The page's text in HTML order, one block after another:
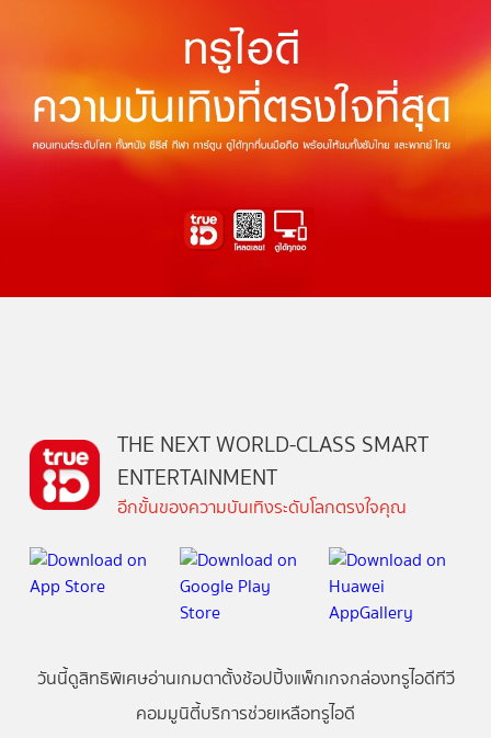
THE NEXT WORLD-CLASS SMART
ENTERTAINMENT
อีกขั้นของความบันเทิงระดับโลกตรงใจคุณ
วันนี้ดูสิทธิพิเศษอ่านเกมตาตั้งช้อปปิ้งแพ็กเกจกล่องทรูไอดีทีวี
คอมมูนิตี้บริการช่วยเหลือทรูไอดี